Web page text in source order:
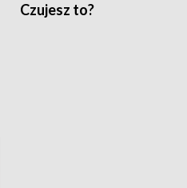
Czujesz to?